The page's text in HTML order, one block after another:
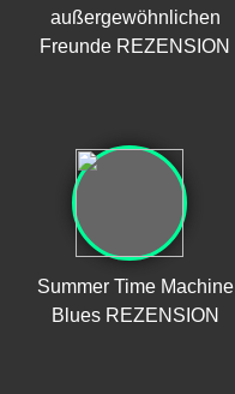
außergewöhnlichen
Freunde REZENSION
Summer Time Machine
Blues REZENSION